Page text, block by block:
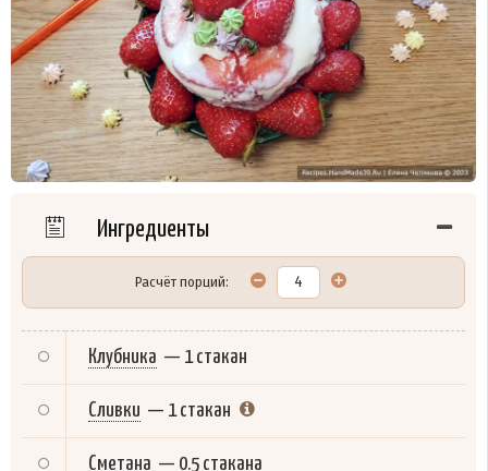
Ингредиенты
Расчёт порций:
Клубника — 1 стакан
Сливки — 1 стакан
Сметана — 0.5 стакана